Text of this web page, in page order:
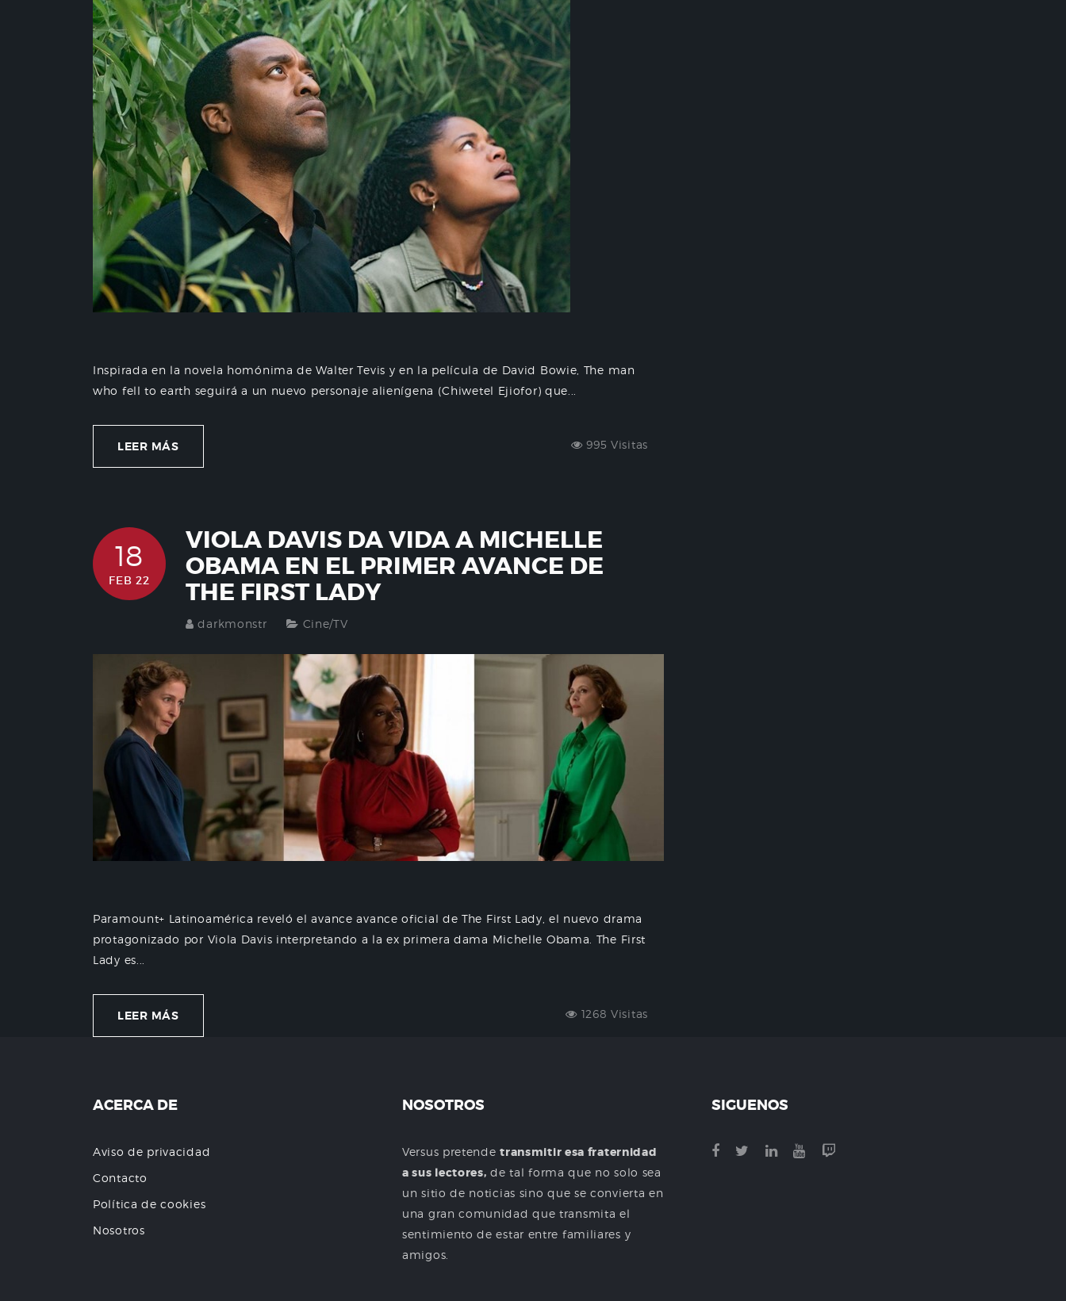
Inspirada en la novela homónima de Walter Tevis y en la película de David Bowie, The man
who fell to earth seguirá a un nuevo personaje alienígena (Chiwetel Ejiofor) que...
LEER MÁS 995 Visitas
18
FEB 22
VIOLA DAVIS DA VIDA A MICHELLE
OBAMA EN EL PRIMER AVANCE DE
THE FIRST LADY
darkmonstr Cine/TV
Paramount+ Latinoamérica reveló el avance avance oficial de The First Lady, el nuevo drama
protagonizado por Viola Davis interpretando a la ex primera dama Michelle Obama. The First
Lady es...
LEER MÁS 1268 Visitas
ACERCA DE
Aviso de privacidad
Contacto
Política de cookies
Nosotros
NOSOTROS
Versus pretendetransmitir esa fraternidad
a sus lectores, de tal forma que no solo sea
un sitio de noticias sino que se convierta en
una gran comunidad que transmita el
sentimiento de estar entre familiares y
amigos.
SIGUENOS